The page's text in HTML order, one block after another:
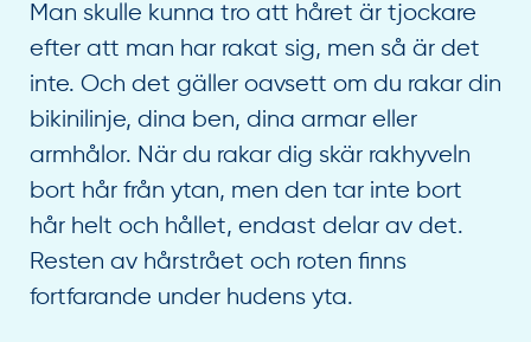
Man skulle kunna tro att håret är tjockare
efter att man har rakat sig, men så är det
inte. Och det gäller oavsett om du rakar din
bikinilinje, dina ben, dina armar eller
armhålor. När du rakar dig skär rakhyveln
bort hår från ytan, men den tar inte bort
hår helt och hållet, endast delar av det.
Resten av hårstrået och roten finns
fortfarande under hudens yta.